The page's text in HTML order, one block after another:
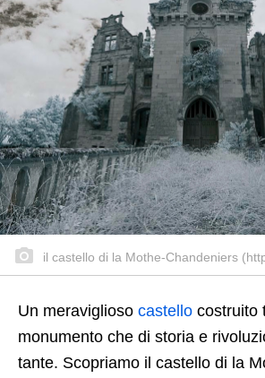
il castello di la Mothe-Chandeniers
Un meraviglioso castello costruito
monumento che di storia e
tante. Scopriamo il castello di la